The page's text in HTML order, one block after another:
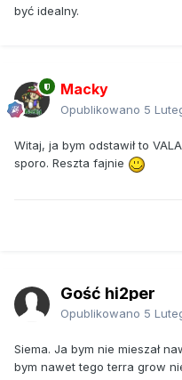
być idealny.
Macky
Opublikowano 5
Witaj, ja bym odstawił to
sporo. Reszta fajnie
Gość hi2per
Opublikowano 5
Siema. Ja bym nie mieszał
bym nawet tego terra grow